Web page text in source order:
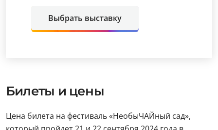
Выбрать выставку
Билеты и цены
Цена билета на фестиваль «НеобыЧАЙный сад»,